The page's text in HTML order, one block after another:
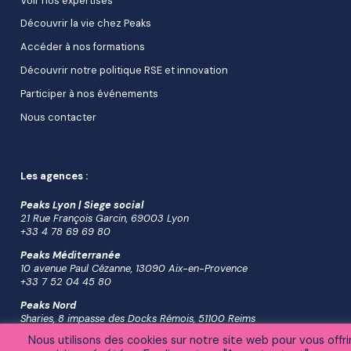
Découvrir la vie chez Peaks
Accéder à nos formations
Découvrir notre politique RSE et innovation
Participer à nos événements
Nous contacter
Les agences :
Peaks Lyon | Siege social
21 Rue François Garcin, 69003 Lyon
+33 4 78 69 69 80
Peaks Méditerranée
10 avenue Paul Cézanne, 13090 Aix-en-Provence
+33 7 52 04 45 80
Peaks Nord
Sharies, 8 impasse des Docks Rémois, 51100 Reims
Nous utilisons des cookies sur notre site web pour vous